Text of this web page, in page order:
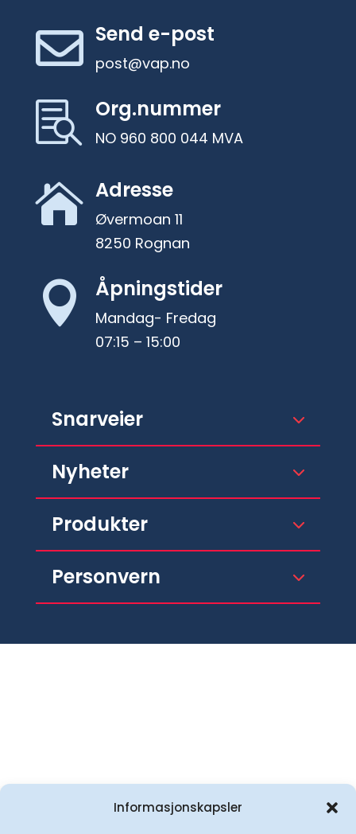
Informasjonskapsler
 Send e-post
post@vap.no
 Org.nummer
NO 960 800 044 MVA
 Adresse
Øvermoan 11
8250 Rognan
 Åpningstider
Mandag- Fredag
07:15 – 15:00
Snarveier
Nyheter
Produkter
Personvern